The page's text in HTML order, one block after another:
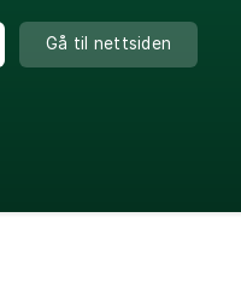
Gå til nettsiden